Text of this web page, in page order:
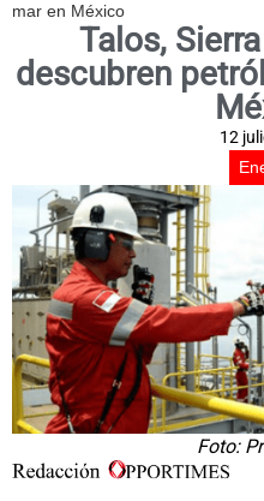
mar en México
Talos,
descubren
12
Foto: